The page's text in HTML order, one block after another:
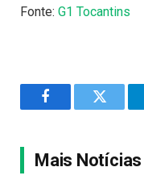
Fonte: G1 Tocantins
FacebookTwitter
Mais Notícias